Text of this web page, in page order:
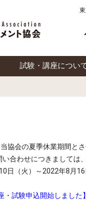
試験・講座につい
協会の夏季休業期間とさ
合わせにつきましては
日（火）～2022年8月16
・試験申込開始しました】